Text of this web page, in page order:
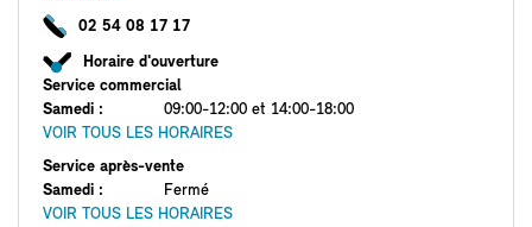
02 54 08 17 17
Horaire d'ouverture
Service commercial
Samedi :
09:00-12:00 et 14:00-18:00
VOIR TOUS LES HORAIRES
Service après-vente
Samedi :
Fermé
VOIR TOUS LES HORAIRES